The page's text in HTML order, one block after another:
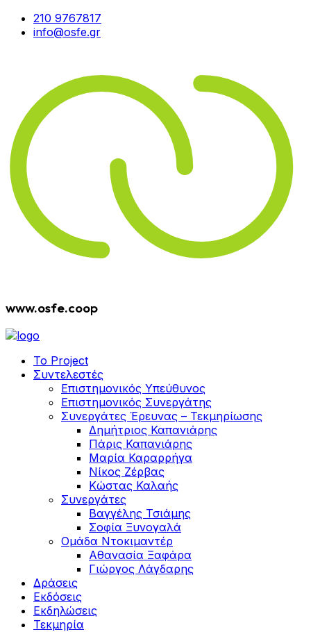
210 9767817
info@osfe.gr
www.osfe.coop
Το Project
Συντελεστές
Επιστημονικός Υπεύθυνος
Επιστημονικός Συνεργάτης
Συνεργάτες Έρευνας – Τεκμηρίωσης
Δημήτριος Καπανιάρης
Πάρις Καπανιάρης
Μαρία Καραρρήγα
Νίκος Ζέρβας
Κώστας Καλαής
Συνεργάτες
Βαγγέλης Τσιάμης
Σοφία Ξυνογαλά
Ομάδα Ντοκιμαντέρ
Αθανασία Ξαφάρα
Γιώργος Λάγδαρης
Δράσεις
Εκδόσεις
Εκδηλώσεις
Τεκμηρία